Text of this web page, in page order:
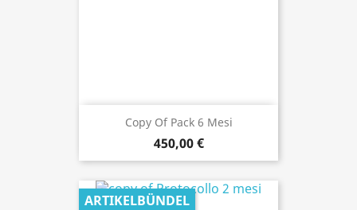
Copy Of Pack 6 Mesi
450,00 €
ARTIKELBÜNDEL